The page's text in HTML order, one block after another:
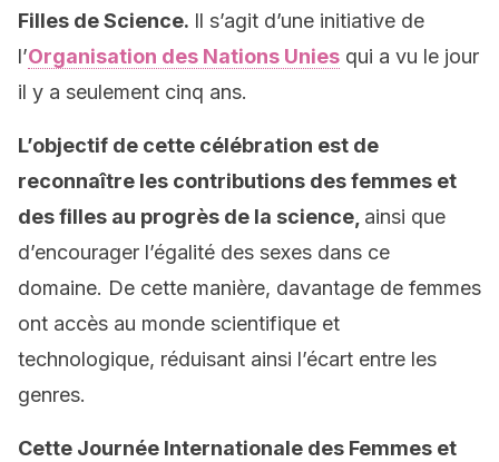
Filles de Science. Il s’agit d’une initiative de
l’Organisation des Nations Unies qui a vu le jour
il y a seulement cinq ans.
L’objectif de cette célébration est de
reconnaître les contributions des femmes et
des filles au progrès de la science, ainsi que
d’encourager l’égalité des sexes dans ce
domaine. De cette manière, davantage de femmes
ont accès au monde scientifique et
technologique, réduisant ainsi l’écart entre les
genres.
Cette Journée Internationale des Femmes et